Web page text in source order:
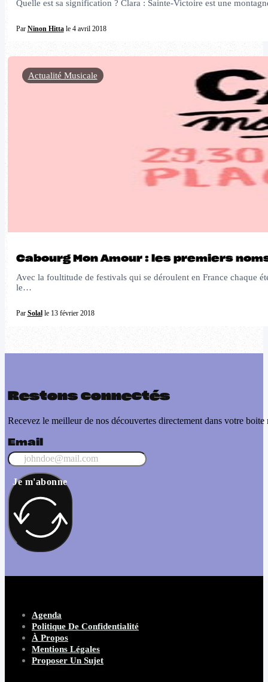
Quelle est sa signification ? Clara : Sainte-Victoire est une
Par Ninon Hittale 4 avril 2018
Cabourg Mon Amour : les premiers
Avec la foultitude de festivals qui se déroulent en France chaque
le…
Par Solalle 13 février 2018
Actualité Musicale
Restons connectés
Recevez le meilleur de nos découvertes directement dans votre boite
Email
Je m'abonne
Agenda
Politique De Confidentialité
À Propos
Mentions Légales
Proposer Un Sujet